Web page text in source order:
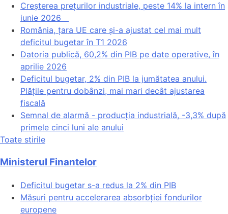
Creșterea prețurilor industriale, peste 14% la intern în
iunie 2026
România, țara UE care și-a ajustat cel mai mult
deficitul bugetar în T1 2026
Datoria publică, 60,2% din PIB pe date operative, în
aprilie 2026
Deficitul bugetar, 2% din PIB la jumătatea anului.
Plățile pentru dobânzi, mai mari decât ajustarea
fiscală
Semnal de alarmă - producția industrială, -3,3% după
primele cinci luni ale anului
Toate stirile
Ministerul Finantelor
Deficitul bugetar s-a redus la 2% din PIB
Măsuri pentru accelerarea absorbției fondurilor
europene